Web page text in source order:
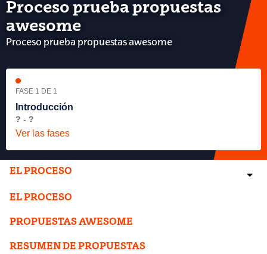
Proceso prueba propuestas
awesome
Proceso prueba propuestas awesome
FASE 1 DE 1
Introducción
? - ?
Ver las fases
EL PROCESO
EL PROCESO
PROPUESTAS AWESOME
RESUMEN DE PROPUESTAS